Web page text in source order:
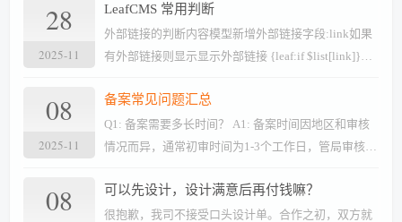
28
2025-11
LeafCMS 常用判断
外部链接的判断内容模型新增外部链接字段:link如果
有外部链接则显示显示外部链接 {leaf:if $list[link]}
略图的判断（A\B效果一样） A.如果缩略图不为空
{leaf:if !empty($list[image])} haveImg{/leaf:if} B.如果
有缩略图 {leaf:if $list
08
2025-11
备案常见问题汇总
Q1: 备案需要多长时间？ A1: 备案时间因地区和审核
情况而异，通常初审时间为1-3个工作日，管局审核时
A2: 可以，个人备案需要提供身份证等个人有效证
件。 Q3: 已有备案号的网站更换服务器需要重新备案
08 可以先设计，设计满意后再付钱嘛？
很抱歉，我司不接受口头设计单。合作之初，双方就